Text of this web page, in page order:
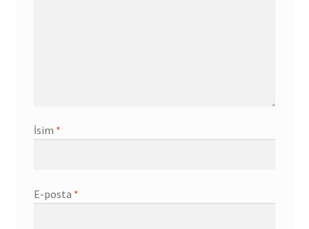
İsim *
E-posta *